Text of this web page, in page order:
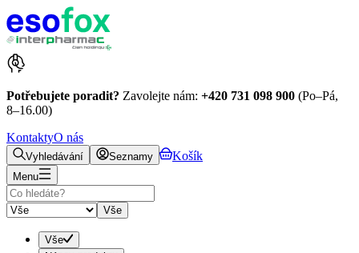
Potřebujete poradit? Zavolejte nám: +420 731 098 900 (Po–Pá,
8–16.00)
KontaktyO nás
Vyhledávání Seznamy Košík
Menu
Vše
Vše